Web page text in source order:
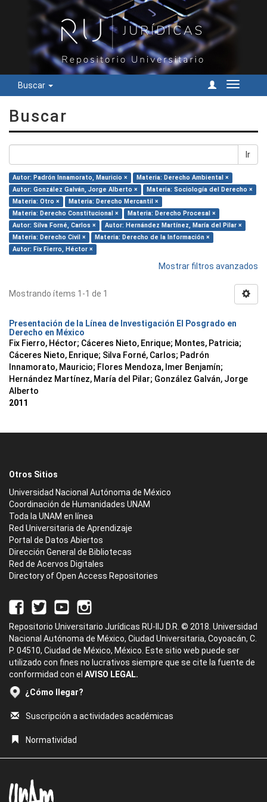
Buscar
Cambiar
Buscar
Ir
Autor: Padrón Innamorato, Mauricio ×
Materia: Derecho Ambiental ×
Autor: González Galván, Jorge Alberto ×
Materia: Sociología del Derecho ×
Materia: Otro ×
Materia: Derecho Mercantil ×
Materia: Derecho Constitucional ×
Materia: Derecho Procesal ×
Autor: Silva Forné, Carlos ×
Autor: Hernández Martínez, María del Pilar ×
Materia: Derecho Civil ×
Materia: Derecho de la Información ×
Autor: Fix Fierro, Héctor ×
Mostrar filtros avanzados
Mostrando ítems 1-1 de 1
Presentación de la Línea de Investigación El Posgrado en
Derecho en México
Fix Fierro, Héctor; Cáceres Nieto, Enrique; Montes, Patricia;
Cáceres Nieto, Enrique; Silva Forné, Carlos; Padrón
Innamorato, Mauricio; Flores Mendoza, Imer Benjamín;
Hernández Martínez, María del Pilar; González Galván, Jorge
Alberto
2011
Otros Sitios
Universidad Nacional Autónoma de México
Coordinación de Humanidades UNAM
Toda la UNAM en línea
Red Universitaria de Aprendizaje
Portal de Datos Abiertos
Dirección General de Bibliotecas
Red de Acervos Digitales
Directory of Open Access Repositories
Repositorio Universitario Jurídicas RU-IIJ D.R. © 2018. Universidad
Nacional Autónoma de México, Ciudad Universitaria, Coyoacán, C.
P. 04510, Ciudad de México, México. Este sitio web puede ser
utilizado con fines no lucrativos siempre que se cite la fuente de
conformidad con el AVISO LEGAL.
¿Cómo llegar?
Suscripción a actividades académicas
Normatividad